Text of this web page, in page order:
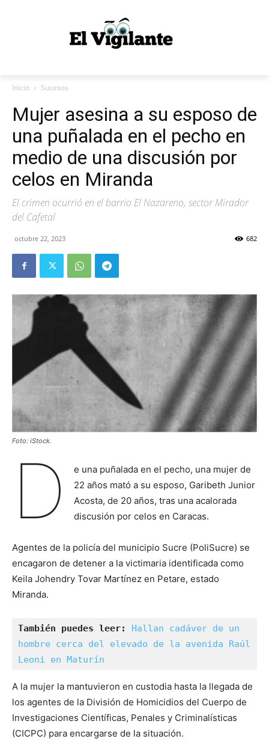
Inicio Sucesos
Mujer asesina a su esposo de
una puñalada en el pecho en
medio de una discusión por
celos en Miranda
El crimen ocurrió en el barrio El Nazareno, sector Mirador
del Cafetal
octubre 22, 2023 682
Foto: iStock.
D
e una puñalada en el pecho, una mujer de
22 años mató a su esposo, Garibeth Junior
Acosta, de 20 años, tras una acalorada
discusión por celos en Caracas.
Agentes de la policía del municipio Sucre (PoliSucre) se
encagaron de detener a la victimaria identificada como
Keila Johendry Tovar Martínez en Petare, estado
Miranda.
También puedes leer: Hallan cadáver de un
hombre cerca del elevado de la avenida Raúl
Leoni en Maturín
A la mujer la mantuvieron en custodia hasta la llegada de
los agentes de la División de Homicidios del Cuerpo de
Investigaciones Científicas, Penales y Criminalísticas
(CICPC) para encargarse de la situación.